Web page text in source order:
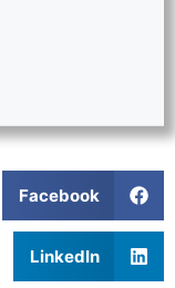
Facebook
LinkedIn